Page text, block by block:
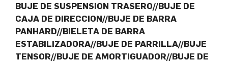
BUJE DE SUSPENSION TRASERO//BUJE DE
CAJA DE DIRECCION//BUJE DE BARRA
PANHARD//BIELETA DE BARRA
ESTABILIZADORA//BUJE DE PARRILLA//BUJE
TENSOR//BUJE DE AMORTIGUADOR//BUJE DE